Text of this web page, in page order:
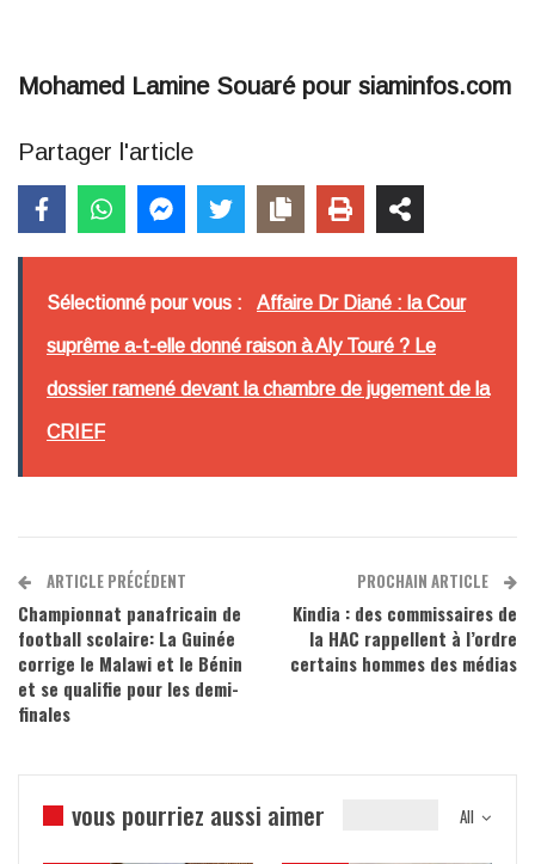
Mohamed Lamine Souaré pour siaminfos.com
Partager l'article
Sélectionné pour vous : Affaire Dr Diané : la Cour
suprême a-t-elle donné raison à Aly Touré ? Le
dossier ramené devant la chambre de jugement de la
CRIEF
ARTICLE PRÉCÉDENT
Championnat panafricain de
football scolaire: La Guinée
corrige le Malawi et le Bénin
et se qualifie pour les demi-
finales
PROCHAIN ARTICLE
Kindia : des commissaires de
la HAC rappellent à l’ordre
certains hommes des médias
All
vous pourriez aussi aimer